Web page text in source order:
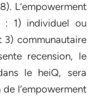
L’empowerment
: 1) individuel ou
3) communautaire
recension, le
le heiQ, sera
l’empowerment